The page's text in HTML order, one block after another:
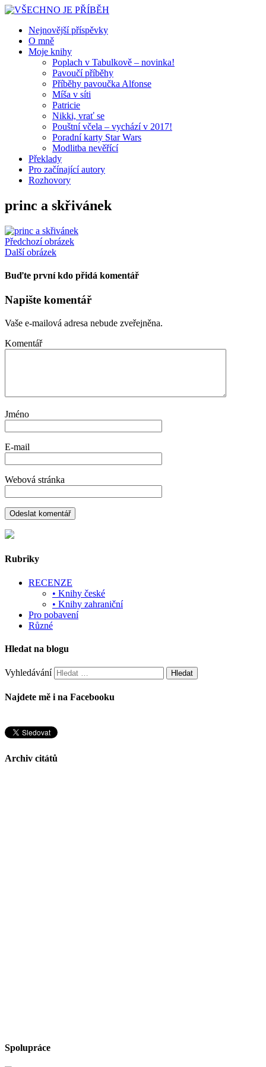
Nejnovější příspěvky
O mně
Moje knihy
Poplach v Tabulkově – novinka!
Pavoučí příběhy
Příběhy pavoučka Alfonse
Míša v síti
Patricie
Nikki, vrať se
Pouštní včela – vychází v 2017!
Poradní karty Star Wars
Modlitba nevěřící
Překlady
Pro začínající autory
Rozhovory
princ a skřivánek
Předchozí obrázek
Další obrázek
Buďte první kdo přidá komentář
Napište komentář
Vaše e-mailová adresa nebude zveřejněna.
Komentář
Jméno
E-mail
Webová stránka
Rubriky
RECENZE
• Knihy české
• Knihy zahraniční
Pro pobavení
Různé
Hledat na blogu
Vyhledávání
Najdete mě i na Facebooku
Archiv citátů
Spolupráce